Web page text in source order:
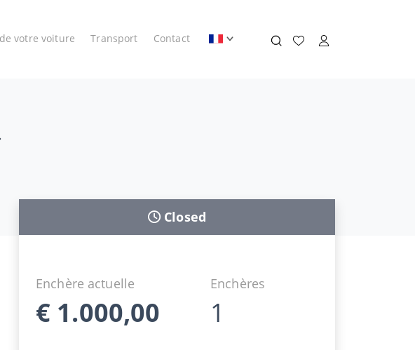
votre voiture Transport Contact
Closed
Enchère actuelle
€ 1.000,00
Enchères
1